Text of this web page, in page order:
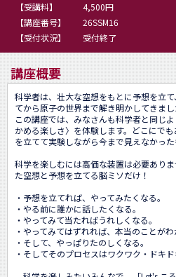
【受講料】
4,500円
【講座番号】
26SSM16
【受付状況】
受付終了
講座概要
科学者は、壮大な空想をもとに予想を立
てから原子の世界まで解き明かしてきまし
この講座では、みなさんも科学者と同じ
かめる楽しさ〉を体験します。どこにで
を立てて実験しながら今まで見えなかった
科学を楽しむには高価な装置は必要あり
た空想と予想を立てる脳ミソだけ！
・予想を立てれば、やってみたくなる。
・やる前に誰かに話したくなる。
・やってみて当たればうれしくなる。
・やってみてはずれれば、本当のことがわ
・そして、やっぱりたのしくなる。
・そしてそのプロセスはワクワク・ドキド